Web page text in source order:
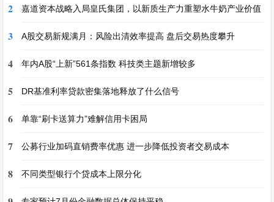
2 嘉道资本战略入局皇氏集团，以新质生产力重塑水牛奶产业价值
3 A股交易新规满月：风险出清效率提高 盘后交易热度攀升
4 年内A股“上新”561条指数 科技类主题新增较多
5 DR基准利率贷款密集落地释放了什么信号
6 单靠“刷卡送算力”难解信用卡困局
7 公募行业加码直销费率优惠 进一步降低投资者交易成本
8 不同类型银行个贷成本上限分化